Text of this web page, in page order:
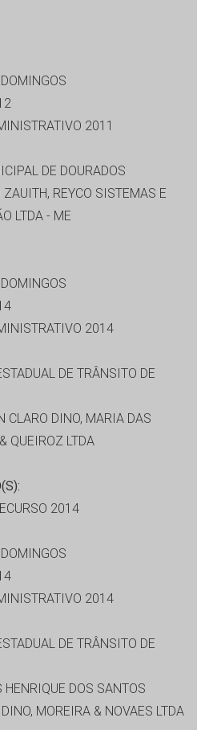
2011
DE DOURADOS
ZAUITH, REYCO SISTEMAS E
LTDA - ME
2014
DE TRÂNSITO DE
CLARO DINO, MARIA DAS
QUEIROZ LTDA
2014
2014
DE TRÂNSITO DE
HENRIQUE DOS SANTOS
MOREIRA & NOVAES LTDA